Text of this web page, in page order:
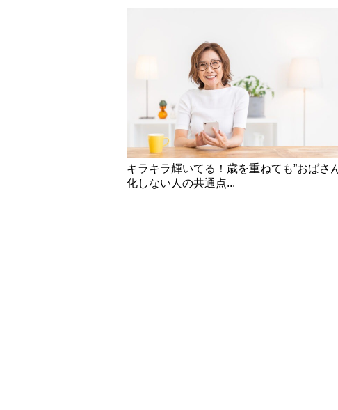
キラキラ輝いてる！歳を重ねても”おばさ
化しない人の共通点...